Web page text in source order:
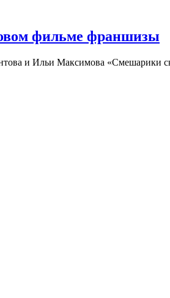
фильме франшизы
и Ильи Максимова «Смешарики